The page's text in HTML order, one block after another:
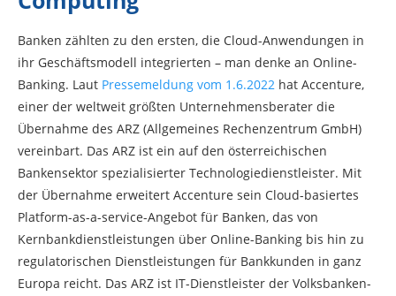
Banken zählten zu den ersten, die Cloud-Anwendungen in
ihr Geschäftsmodell integrierten – man denke an Online-
Banking. Laut Pressemeldung vom 1.6.2022 hat Accenture,
einer der weltweit größten Unternehmensberater die
Übernahme des ARZ (Allgemeines Rechenzentrum GmbH)
vereinbart. Das ARZ ist ein auf den österreichischen
Bankensektor spezialisierter Technologiedienstleister. Mit
der Übernahme erweitert Accenture sein Cloud-basiertes
Platform-as-a-service-Angebot für Banken, das von
Kernbankdienstleistungen über Online-Banking bis hin zu
regulatorischen Dienstleistungen für Bankkunden in ganz
Europa reicht. Das ARZ ist IT-Dienstleister der Volksbanken-